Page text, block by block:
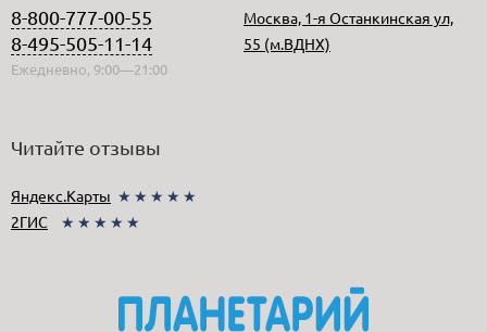
8-800-777-00-55
8-495-505-11-14
Ежедневно, 9:00—21:00
Москва, 1-я Останкинская ул,
55 (м.ВДНХ)
Читайте отзывы
Яндекс.Карты ★★★★★
2ГИС
★★★★★